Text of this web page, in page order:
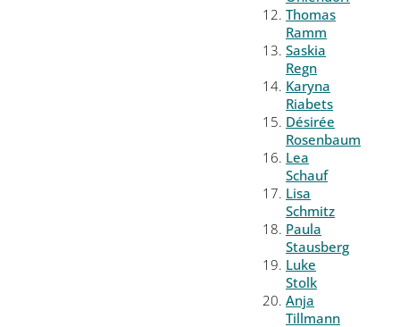
Thomas
Ramm
Saskia
Regn
Karyna
Riabets
Désirée
Rosenbaum
Lea
Schauf
Lisa
Schmitz
Paula
Stausberg
Luke
Stolk
Anja
Tillmann